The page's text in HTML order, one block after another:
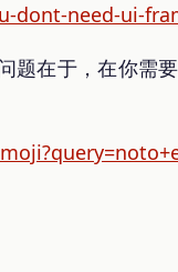
dont-need-ui-
在于，在你需